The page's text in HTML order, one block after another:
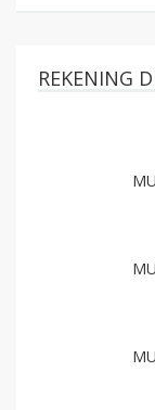
REKENING